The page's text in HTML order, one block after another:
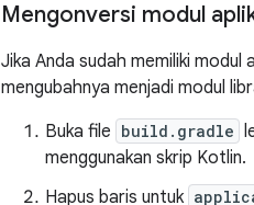
Mengonversi modul
Jika Anda sudah memiliki modul
mengubahnya menjadi modul
Buka file build.gradle
menggunakan skrip Kotlin.
Hapus baris untuk